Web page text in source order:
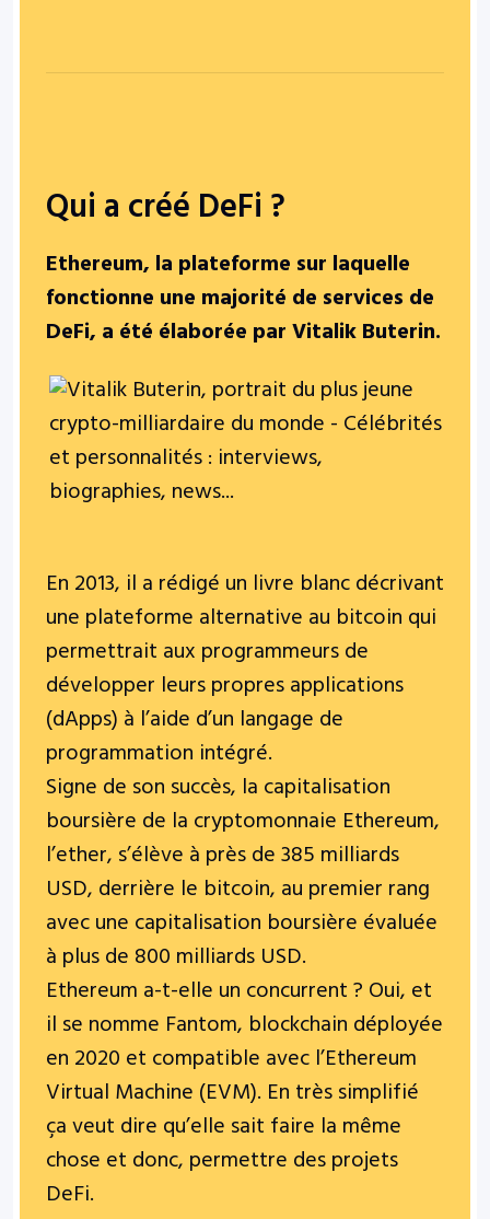
Qui a créé DeFi ?
Ethereum, la plateforme sur laquelle
fonctionne une majorité de services de
DeFi, a été élaborée par Vitalik Buterin.
En 2013, il a rédigé un livre blanc décrivant
une plateforme alternative au bitcoin qui
permettrait aux programmeurs de
développer leurs propres applications
(dApps) à l’aide d’un langage de
programmation intégré.
Signe de son succès, la capitalisation
boursière de la cryptomonnaie Ethereum,
l’ether, s’élève à près de 385 milliards
USD, derrière le bitcoin, au premier rang
avec une capitalisation boursière évaluée
à plus de 800 milliards USD.
Ethereum a-t-elle un concurrent ? Oui, et
il se nomme Fantom, blockchaindéployée
en2020 et compatible avec l’Ethereum
Virtual Machine (EVM). En très simplifié
ça veut dire qu’elle sait faire la même
chose et donc, permettre des projets
DeFi.